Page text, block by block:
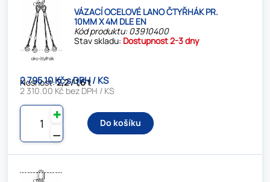
VÁZACÍ OCELOVÉ LANO ČTYŘHÁK PR.
10MM X 4M DLE EN
Kód produktu: 03910400
Stav skladu: Dostupnost 2-3 dny
Nosnost:2,2 / 1,6 t
2 795.10 Kč s DPH / KS
2 310.00 Kč bez DPH / KS
⚊
✚
Do košíku